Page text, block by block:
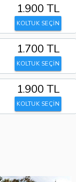
1.900 TL
KOLTUK SEÇİN
1.700 TL
KOLTUK SEÇİN
1.900 TL
KOLTUK SEÇİN